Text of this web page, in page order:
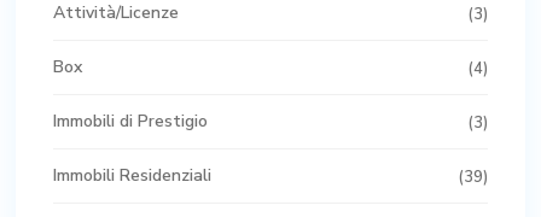
Attività/Licenze (3)
Box (4)
Immobili di Prestigio (3)
Immobili Residenziali (39)